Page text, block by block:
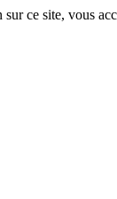
ce site, vous